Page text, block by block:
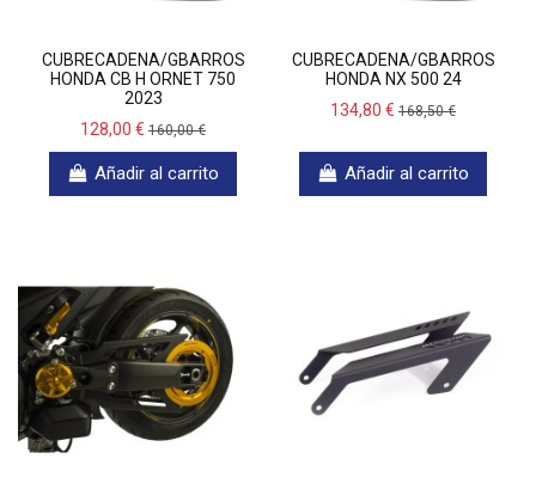
CUBRECADENA/GBARROS
HONDA CB H ORNET 750
2023
128,00 € 160,00 €
Añadir al carrito
CUBRECADENA/GBARROS
HONDA NX 500 24
134,80 € 168,50 €
Añadir al carrito